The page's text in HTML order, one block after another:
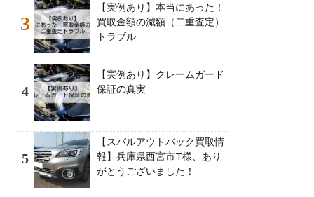
3
【実例あり】本当にあった！
買取金額の減額（二重査定）
トラブル
4
【実例あり】クレームガード
保証の真実
5
【スバルアウトバック買取情
報】兵庫県西宮市T様、あり
がとうございました！